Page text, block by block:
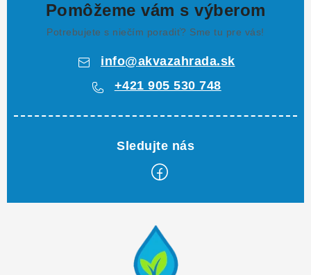
Pomôžeme vám s výberom
Potrebujete s niečím poradiť? Sme tu pre vás!
info@akvazahrada.sk
+421 905 530 748